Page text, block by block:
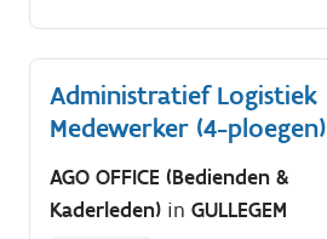
Administratief Logistiek
Medewerker (4-ploegen)
AGO OFFICE (Bedienden &
Kaderleden) in GULLEGEM